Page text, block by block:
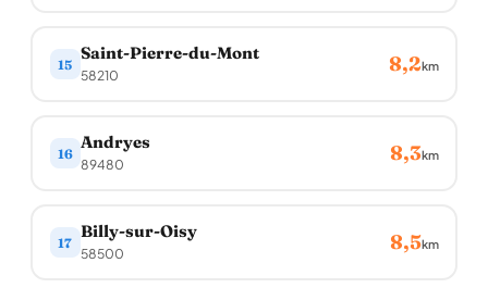
15
Saint-Pierre-du-Mont
58210 8,2km
16
Andryes
89480 8,3km
17
Billy-sur-Oisy
58500 8,5km